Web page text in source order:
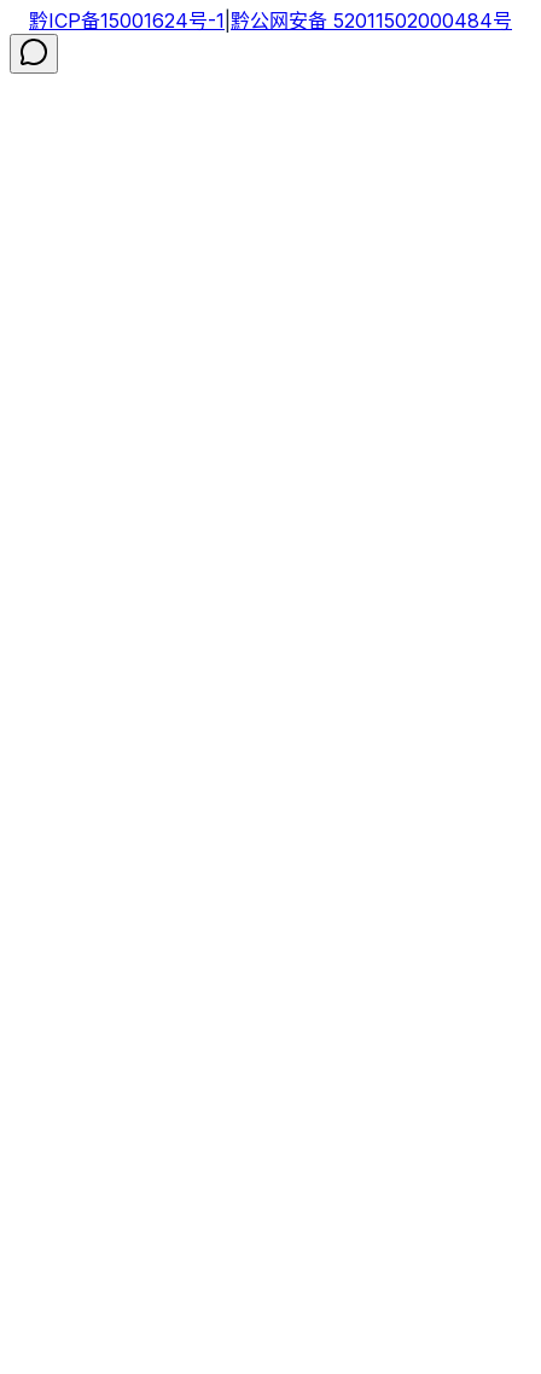
黔ICP备15001624号-1 黔公网安备 52011502000484号